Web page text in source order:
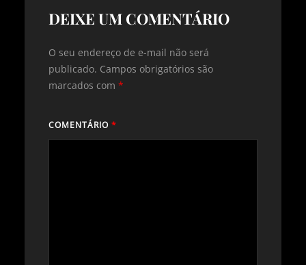
DEIXE UM COMENTÁRIO
O seu endereço de e-mail não será
publicado. Campos obrigatórios são
marcados com *
COMENTÁRIO *